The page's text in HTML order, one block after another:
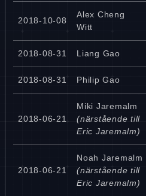
2018-10-08
Alex Cheng
Witt
2018-08-31 Liang Gao
2018-08-31 Philip Gao
2018-06-21
Miki Jaremalm
(närstående till
Eric Jaremalm)
2018-06-21
Noah Jaremalm
(närstående till
Eric Jaremalm)